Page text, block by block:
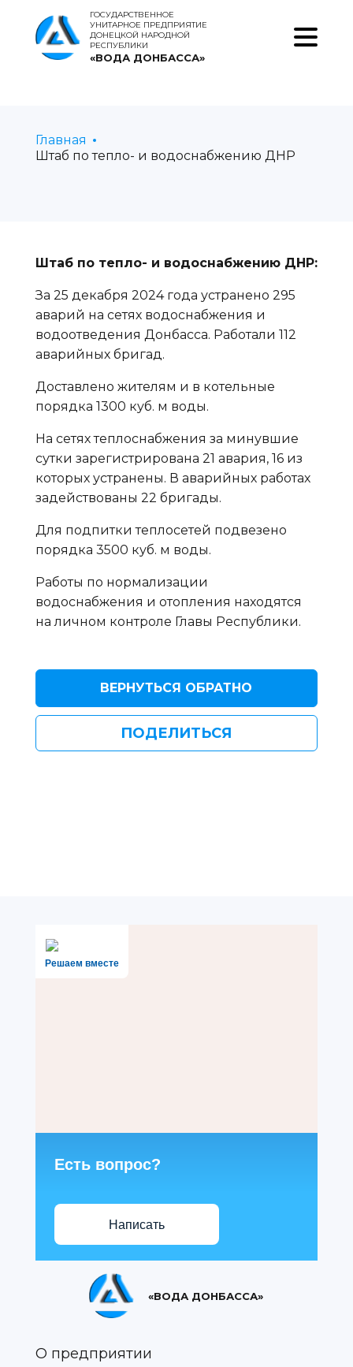
ГОСУДАРСТВЕННОЕ
УНИТАРНОЕ ПРЕДПРИЯТИЕ
ДОНЕЦКОЙ НАРОДНОЙ
РЕСПУБЛИКИ
«ВОДА ДОНБАССА»
Главная
Штаб по тепло- и водоснабжению ДНР
Штаб по тепло- и водоснабжению ДНР:
За 25 декабря 2024 года устранено 295
аварий на сетях водоснабжения и
водоотведения Донбасса. Работали 112
аварийных бригад.
Доставлено жителям и в котельные
порядка 1300 куб. м воды.
На сетях теплоснабжения за минувшие
сутки зарегистрирована 21 авария, 16 из
которых устранены. В аварийных работах
задействованы 22 бригады.
Для подпитки теплосетей подвезено
порядка 3500 куб. м воды.
Работы по нормализации
водоснабжения и отопления находятся
на личном контроле Главы Республики.
ВЕРНУТЬСЯ ОБРАТНО
ПОДЕЛИТЬСЯ
Решаем вместе
Есть вопрос?
Написать
«ВОДА ДОНБАССА»
О предприятии